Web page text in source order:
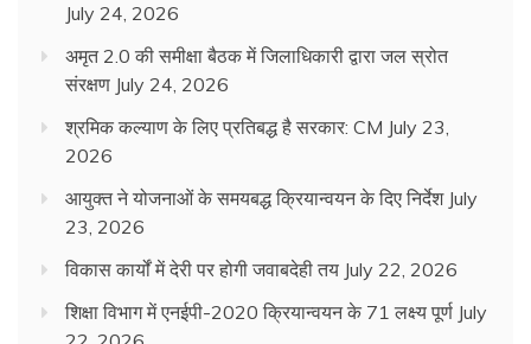
July 24, 2026
अमृत 2.0 की समीक्षा बैठक में जिलाधिकारी द्वारा जल स्रोत
संरक्षण July 24, 2026
श्रमिक कल्याण के लिए प्रतिबद्ध है सरकार: CM July 23,
2026
आयुक्त ने योजनाओं के समयबद्ध क्रियान्वयन के दिए निर्देश July
23, 2026
विकास कार्यों में देरी पर होगी जवाबदेही तय July 22, 2026
शिक्षा विभाग में एनईपी-2020 क्रियान्वयन के 71 लक्ष्य पूर्ण July